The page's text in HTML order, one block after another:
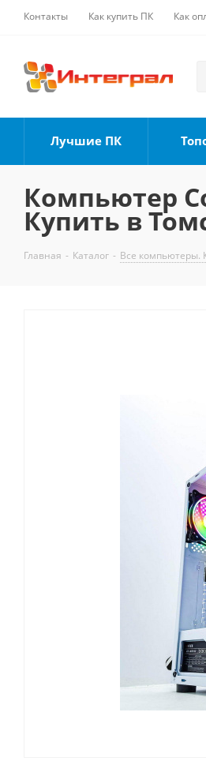
Контакты Как купить ПК Как
Лучшие ПК
Компьютер
Купить в
Главная - Каталог - Все компьютеры.